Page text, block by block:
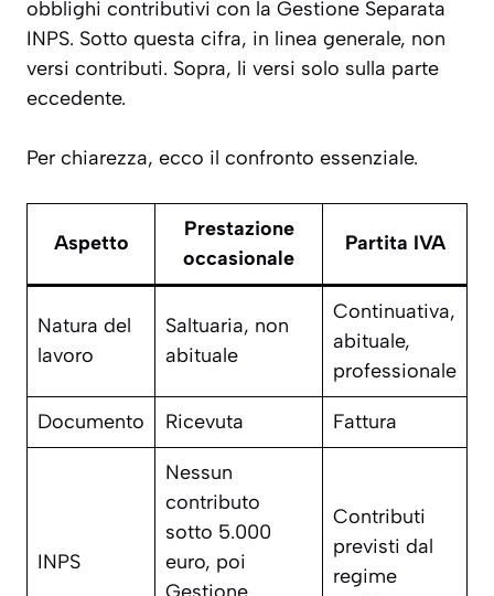
obblighi contributivi con la Gestione Separata
INPS. Sotto questa cifra, in linea generale, non
versi contributi. Sopra, li versi solo sulla parte
eccedente.
Per chiarezza, ecco il confronto essenziale.
Aspetto
Prestazione
occasionale
Partita IVA
Natura del
lavoro
Saltuaria, non
abituale
Continuativa,
abituale,
professionale
Documento Ricevuta Fattura
INPS
Nessun
contributo
sotto 5.000
euro, poi
Contributi
previsti dal
regime